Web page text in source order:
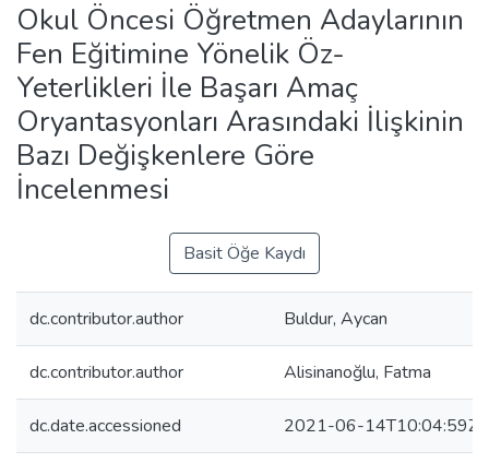
Okul Öncesi Öğretmen Adaylarının
Fen Eğitimine Yönelik Öz-
Yeterlikleri İle Başarı Amaç
Oryantasyonları Arasındaki İlişkinin
Bazı Değişkenlere Göre
İncelenmesi
Basit Öğe Kaydı
dc.contributor.author Buldur, Aycan
dc.contributor.author Alisinanoğlu, Fatma
dc.date.accessioned 2021-06-14T10:04:59Z